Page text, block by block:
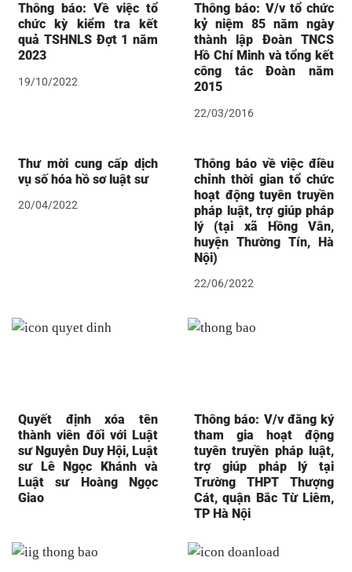
Thông báo: Về việc tổ
chức kỳ kiểm tra kết
quả TSHNLS Đợt 1 năm
2023
19/10/2022
Thông báo: V/v tổ chức
kỷ niệm 85 năm ngày
thành lập Đoàn TNCS
Hồ Chí Minh và tổng kết
công tác Đoàn năm
2015
22/03/2016
Thư mời cung cấp dịch
vụ số hóa hồ sơ luật sư
20/04/2022
Thông báo về việc điều
chỉnh thời gian tổ chức
hoạt động tuyên truyền
pháp luật, trợ giúp pháp
lý (tại xã Hồng Vân,
huyện Thường Tín, Hà
Nội)
22/06/2022
Quyết định xóa tên
thành viên đối với Luật
sư Nguyễn Duy Hội, Luật
sư Lê Ngọc Khánh và
Luật sư Hoàng Ngọc
Giao
Thông báo: V/v đăng ký
tham gia hoạt động
tuyên truyền pháp luật,
trợ giúp pháp lý tại
Trường THPT Thượng
Cát, quận Bắc Từ Liêm,
TP Hà Nội